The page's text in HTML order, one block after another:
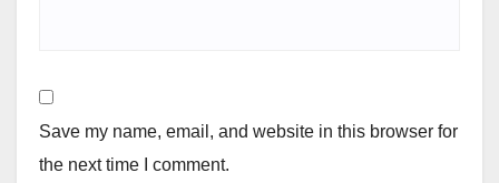
Save my name, email, and website in this browser for
the next time I comment.